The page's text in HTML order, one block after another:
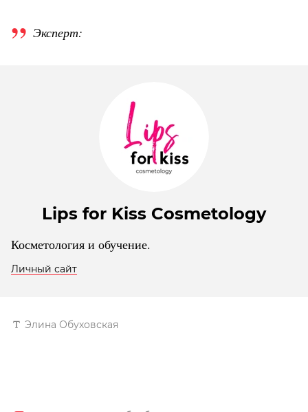
Эксперт:
Lips for Kiss Cosmetology
Косметология и обучение.
Личный сайт
Элина Обуховская